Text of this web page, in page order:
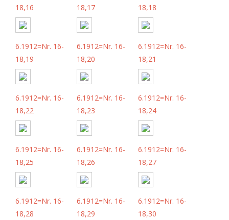
18,16
18,17
18,18
6.1912=Nr. 16-
18,19
6.1912=Nr. 16-
18,20
6.1912=Nr. 16-
18,21
6.1912=Nr. 16-
18,22
6.1912=Nr. 16-
18,23
6.1912=Nr. 16-
18,24
6.1912=Nr. 16-
18,25
6.1912=Nr. 16-
18,26
6.1912=Nr. 16-
18,27
6.1912=Nr. 16-
18,28
6.1912=Nr. 16-
18,29
6.1912=Nr. 16-
18,30